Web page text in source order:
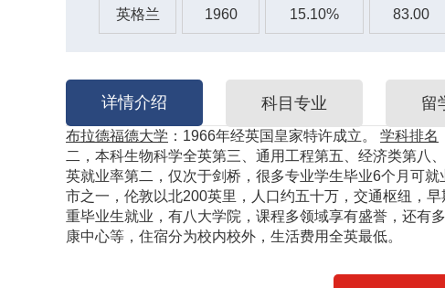
英格兰
1960
15.10%
83.00
详情介绍 科目专业 留
布拉德福德大学 ：1966年经英国皇家特许成立。 学科排名
二，本科生物科学全英第三、通用工程第五、经济类第八
英就业率第二，仅次于剑桥，很多专业学生毕业6个月可就
市之一，伦敦以北200英里，人口约五十万，交通枢纽，早
重毕业生就业，有八大学院，课程多领域享有盛誉，还有
康中心等，住宿分为校内校外，生活费用全英最低。